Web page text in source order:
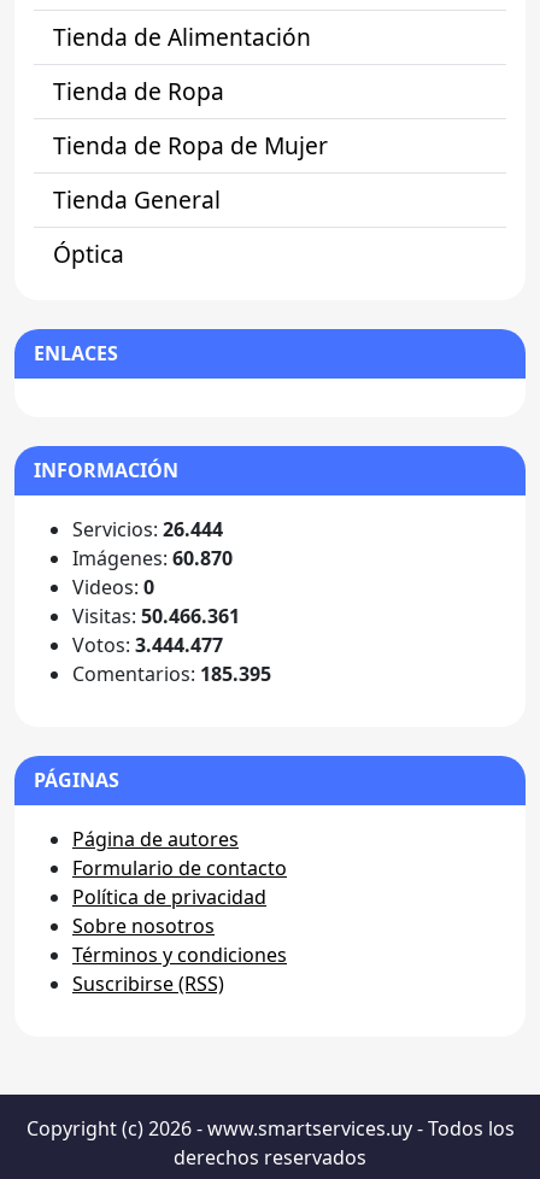
Tienda de Alimentación
Tienda de Ropa
Tienda de Ropa de Mujer
Tienda General
Óptica
ENLACES
INFORMACIÓN
Servicios: 26.444
Imágenes: 60.870
Videos: 0
Visitas: 50.466.361
Votos: 3.444.477
Comentarios: 185.395
PÁGINAS
Página de autores
Formulario de contacto
Política de privacidad
Sobre nosotros
Términos y condiciones
Suscribirse (RSS)
Copyright (c) 2026 - www.smartservices.uy - Todos los
derechos reservados